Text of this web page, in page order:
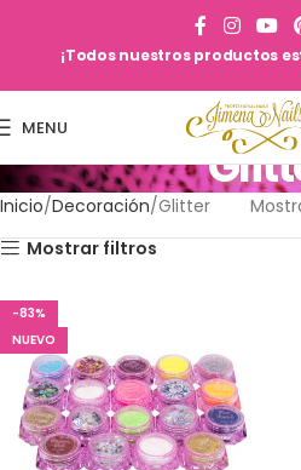
¡Todos nuestros productos
MENU
Inicio Decoración Glitter
Mostrar filtros
-83%
NUEVO